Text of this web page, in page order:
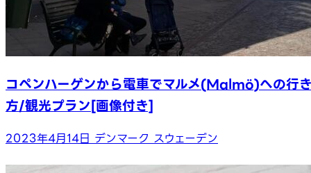
コペンハーゲンから電車でマルメ(Malmö)への行
方/観光プラン[画像付き]
2023年4月14日 デンマーク スウェーデン